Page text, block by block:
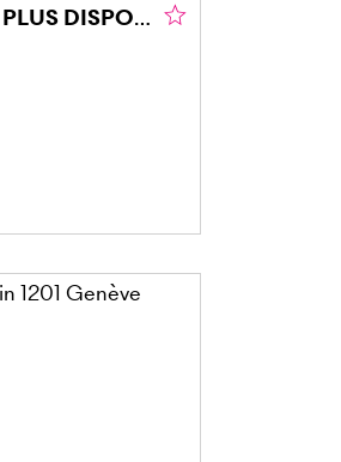
PLUS DISPONIBLE PLUS DISPONIBLE